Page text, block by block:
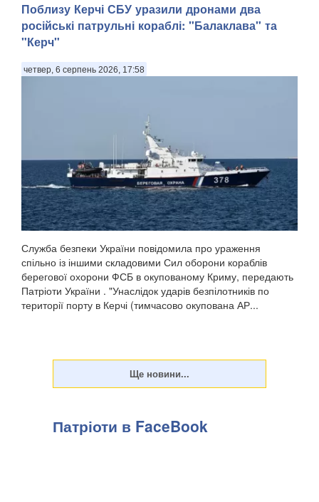
Поблизу Керчі СБУ уразили дронами два
російські патрульні кораблі: "Балаклава" та
"Керч"
четвер, 6 серпень 2026, 17:58
Служба безпеки України повідомила про ураження
спільно із іншими складовими Сил оборони кораблів
берегової охорони ФСБ в окупованому Криму, передають
Патріоти України . "Унаслідок ударів безпілотників по
території порту в Керчі (тимчасово окупована АР...
Патріоти в FaceBook